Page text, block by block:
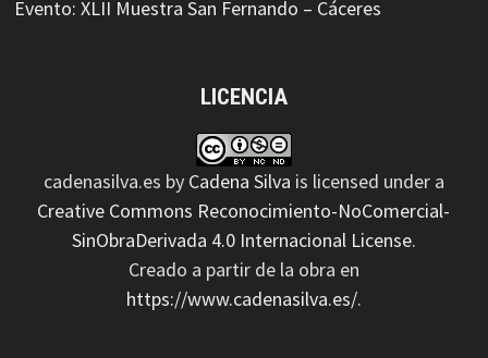
Evento: XLII Muestra San Fernando – Cáceres
LICENCIA
cadenasilva.es by Cadena Silva is licensed under a
Creative Commons Reconocimiento-NoComercial-
SinObraDerivada 4.0 Internacional License.
Creado a partir de la obra en
https://www.cadenasilva.es/.